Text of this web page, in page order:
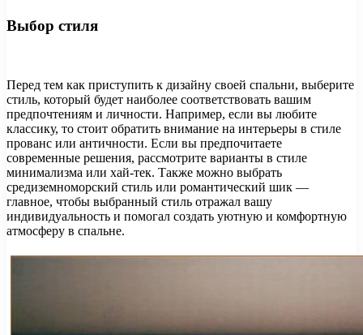
Выбор стиля
Перед тем как приступить к дизайну своей спальни, выберите
стиль, который будет наиболее соответствовать вашим
предпочтениям и личности. Например, если вы любите
классику, то стоит обратить внимание на интерьеры в стиле
прованс или античности. Если вы предпочитаете
современные решения, рассмотрите варианты в стиле
минимализма или хай-тек. Также можно выбрать
средиземноморский стиль или романтический шик —
главное, чтобы выбранный стиль отражал вашу
индивидуальность и помогал создать уютную и комфортную
атмосферу в спальне.